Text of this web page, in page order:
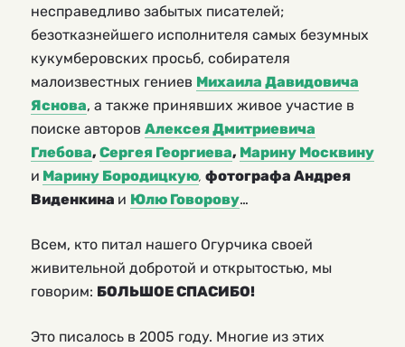
несправедливо забытых писателей;
безотказнейшего исполнителя самых безумных
кукумберовских просьб, собирателя
малоизвестных гениев Михаила Давидовича
Яснова, а также принявших живое участие в
поиске авторов Алексея Дмитриевича
Глебова, Сергея Георгиева, Марину Москвину
и Марину Бородицкую, фотографа Андрея
Виденкина и Юлю Говорову…
Всем, кто питал нашего Огурчика своей
живительной добротой и открытостью, мы
говорим: БОЛЬШОЕ СПАСИБО!
Это писалось в 2005 году. Многие из этих